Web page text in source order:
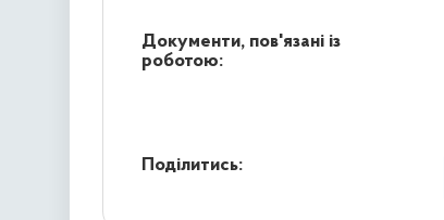
Документи, пов'язані із
роботою:
Поділитись: